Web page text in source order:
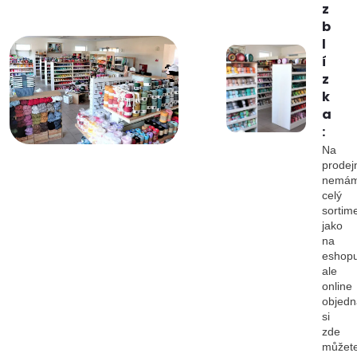
z
b
l
í
z
k
a
:
Na
celý
jako
na
ale
online
si
zde